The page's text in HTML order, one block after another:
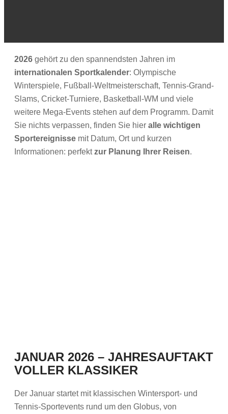
2026 gehört zu den spannendsten Jahren im
internationalen Sportkalender: Olympische
Winterspiele, Fußball-Weltmeisterschaft, Tennis-Grand-
Slams, Cricket-Turniere, Basketball-WM und viele
weitere Mega-Events stehen auf dem Programm. Damit
Sie nichts verpassen, finden Sie hier alle wichtigen
Sportereignisse mit Datum, Ort und kurzen
Informationen: perfektzur Planung Ihrer Reisen.
JANUAR 2026 – JAHRESAUFTAKT
VOLLER KLASSIKER
Der Januar startet mit klassischen Wintersport- und
Tennis-Sportevents rund um den Globus, von